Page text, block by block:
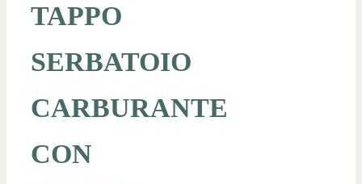
TAPPO
SERBATOIO
CARBURANTE
CON